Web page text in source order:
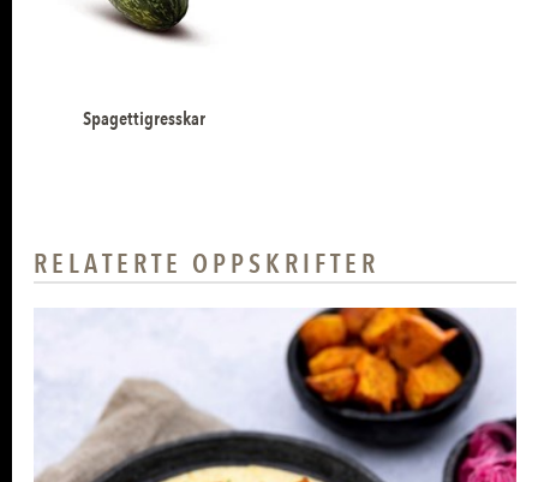
Spagettigresskar
RELATERTE OPPSKRIFTER